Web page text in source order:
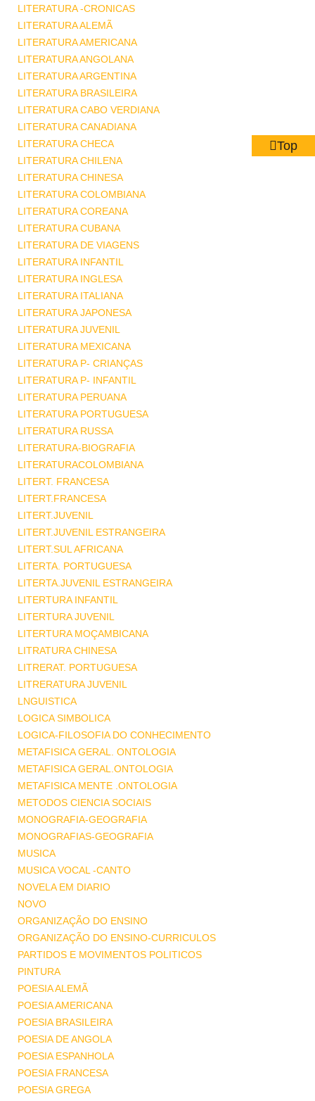
LITERATURA -CRONICAS
LITERATURA ALEMÃ
LITERATURA AMERICANA
LITERATURA ANGOLANA
LITERATURA ARGENTINA
LITERATURA BRASILEIRA
LITERATURA CABO VERDIANA
LITERATURA CANADIANA
LITERATURA CHECA
LITERATURA CHILENA
LITERATURA CHINESA
LITERATURA COLOMBIANA
LITERATURA COREANA
LITERATURA CUBANA
LITERATURA DE VIAGENS
LITERATURA INFANTIL
LITERATURA INGLESA
LITERATURA ITALIANA
LITERATURA JAPONESA
LITERATURA JUVENIL
LITERATURA MEXICANA
LITERATURA P- CRIANÇAS
LITERATURA P- INFANTIL
LITERATURA PERUANA
LITERATURA PORTUGUESA
LITERATURA RUSSA
LITERATURA-BIOGRAFIA
LITERATURACOLOMBIANA
LITERT. FRANCESA
LITERT.FRANCESA
LITERT.JUVENIL
LITERT.JUVENIL ESTRANGEIRA
LITERT.SUL AFRICANA
LITERTA. PORTUGUESA
LITERTA.JUVENIL ESTRANGEIRA
LITERTURA INFANTIL
LITERTURA JUVENIL
LITERTURA MOÇAMBICANA
LITRATURA CHINESA
LITRERAT. PORTUGUESA
LITRERATURA JUVENIL
LNGUISTICA
LOGICA SIMBOLICA
LOGICA-FILOSOFIA DO CONHECIMENTO
METAFISICA GERAL. ONTOLOGIA
METAFISICA GERAL.ONTOLOGIA
METAFISICA MENTE .ONTOLOGIA
METODOS CIENCIA SOCIAIS
MONOGRAFIA-GEOGRAFIA
MONOGRAFIAS-GEOGRAFIA
MUSICA
MUSICA VOCAL -CANTO
NOVELA EM DIARIO
NOVO
ORGANIZAÇÃO DO ENSINO
ORGANIZAÇÃO DO ENSINO-CURRICULOS
PARTIDOS E MOVIMENTOS POLITICOS
PINTURA
POESIA ALEMÃ
POESIA AMERICANA
POESIA BRASILEIRA
POESIA DE ANGOLA
POESIA ESPANHOLA
POESIA FRANCESA
POESIA GREGA
Top